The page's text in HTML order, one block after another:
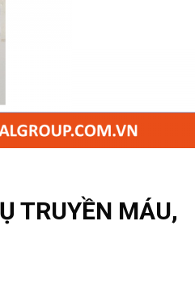
p
k
ụ
k
h
TRUYỀN MÁU,